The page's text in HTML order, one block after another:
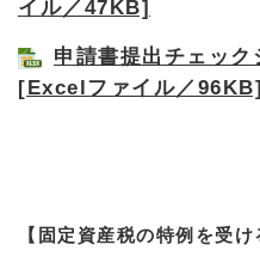
イル／47KB]
申請書提出チェック
[Excelファイル／96KB]
【固定資産税の特例を受け